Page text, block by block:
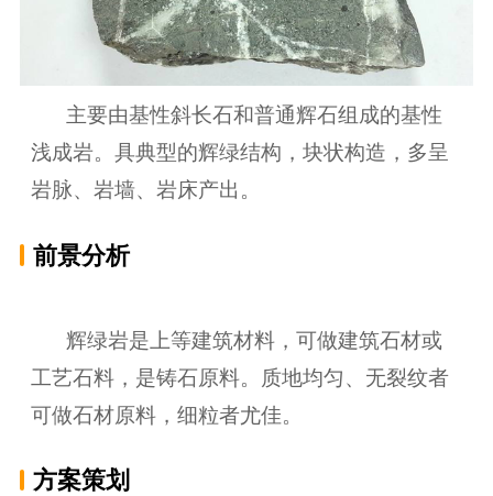
主要由基性斜长石和普通辉石组成的基性
浅成岩。具典型的辉绿结构，块状构造，多呈
岩脉、岩墙、岩床产出。
前景分析
辉绿岩是上等建筑材料，可做建筑石材或
工艺石料，是铸石原料。质地均匀、无裂纹者
可做石材原料，细粒者尤佳。
方案策划